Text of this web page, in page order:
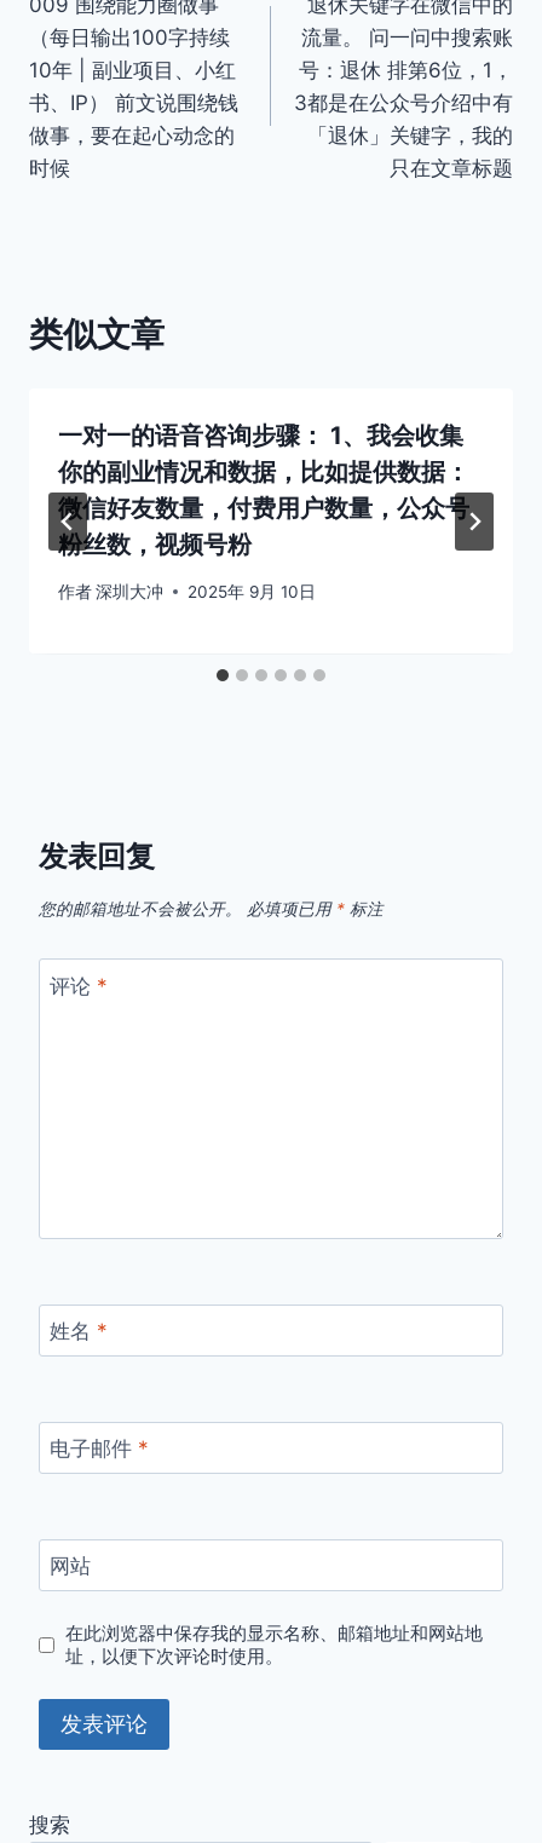
章
导
航
009 围绕能力圈做事
（每日输出100字持续
10年 | 副业项目、小红
书、IP） 前文说围绕钱
做事，要在起心动念的
时候
退休关键字在微信中的
流量。 问一问中搜索账
号：退休 排第6位，1，
3都是在公众号介绍中有
「退休」关键字，我的
只在文章标题
类似文章
一对一的语音咨询步骤： 1、我会收集
你的副业情况和数据，比如提供数据：
微信好友数量，付费用户数量，公众号
粉丝数，视频号粉
作者深圳大冲 2025年 9月 10日
发表回复
您的邮箱地址不会被公开。 必填项已用 * 标注
评论 *
姓名 *
电子邮件 *
网站
在此浏览器中保存我的显示名称、邮箱地址和网站地
址，以便下次评论时使用。
搜索